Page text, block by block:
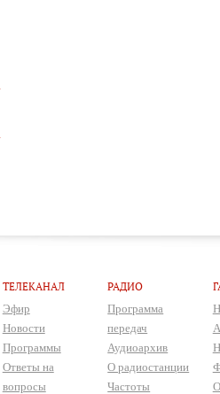
ТЕЛЕКАНАЛ
Эфир
Новости
Программы
Ответы на
вопросы
РАДИО
Программа
передач
Аудиоархив
О радиостанции
Частоты